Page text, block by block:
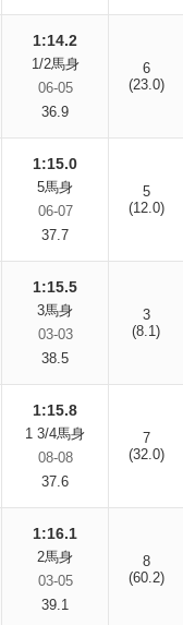
1:14.2
1/2馬身
06-05
36.9
6
(23.0)
1:15.0
5馬身
06-07
37.7
5
(12.0)
1:15.5
3馬身
03-03
38.5
3
(8.1)
1:15.8
1 3/4馬身
08-08
37.6
7
(32.0)
1:16.1
2馬身
03-05
39.1
8
(60.2)